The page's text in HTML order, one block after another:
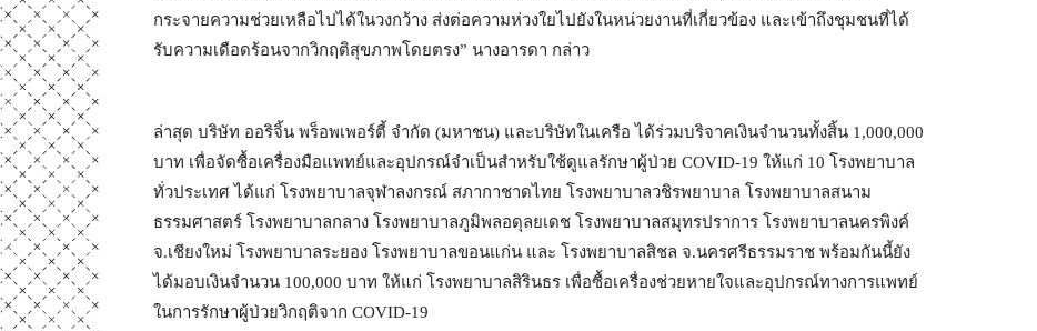
กระจายความช่วยเหลือไปได้ในวงกว้าง ส่งต่อความห่วงใยไปยังในหน่วยงานที่เกี่ยวข้อง และเข้าถึงชุมชนที่ได้
รับความเดือดร้อนจากวิกฤติสุขภาพโดยตรง” นางอารดา กล่าว
ล่าสุด บริษัท ออริจิ้น พร็อพเพอร์ตี้ จำกัด (มหาชน) และบริษัทในเครือ ได้ร่วมบริจาคเงินจำนวนทั้งสิ้น 1,000,000
บาท เพื่อจัดซื้อเครื่องมือแพทย์และอุปกรณ์จำเป็นสำหรับใช้ดูแลรักษาผู้ป่วย COVID-19 ให้แก่ 10 โรงพยาบาล
ทั่วประเทศ ได้แก่ โรงพยาบาลจุฬาลงกรณ์ สภากาชาดไทย โรงพยาบาลวชิรพยาบาล โรงพยาบาลสนาม
ธรรมศาสตร์ โรงพยาบาลกลาง โรงพยาบาลภูมิพลอดุลยเดช โรงพยาบาลสมุทรปราการ โรงพยาบาลนครพิงค์
จ.เชียงใหม่ โรงพยาบาลระยอง โรงพยาบาลขอนแก่น และ โรงพยาบาลสิชล จ.นครศรีธรรมราช พร้อมกันนี้ยัง
ได้มอบเงินจำนวน 100,000 บาท ให้แก่ โรงพยาบาลสิรินธร เพื่อซื้อเครื่องช่วยหายใจและอุปกรณ์ทางการแพทย์
ในการรักษาผู้ป่วยวิกฤติจาก COVID-19